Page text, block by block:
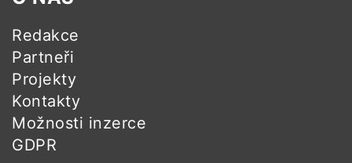
Redakce
Partneři
Projekty
Kontakty
Možnosti inzerce
GDPR